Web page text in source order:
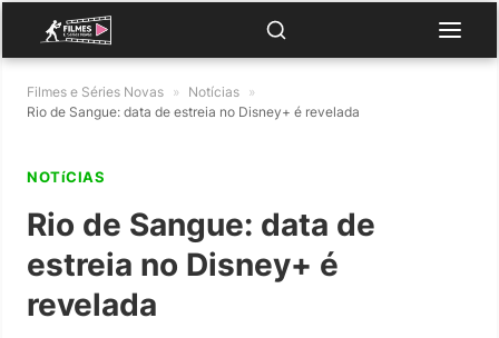
Filmes e Séries Novas » Notícias »
Rio de Sangue: data de estreia no Disney+ é revelada
NOTíCIAS
Rio de Sangue: data de
estreia no Disney+ é
revelada